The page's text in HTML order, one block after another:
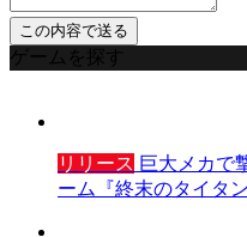
ゲームを探す
リリース 巨大メカで
ーム『終末のタイタ